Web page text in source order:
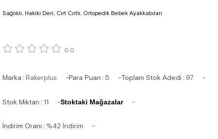
Sağlıklı, Hakiki Deri, Cırt Cırtlı, Ortopedik Bebek Ayakkabıları
0.0
Marka: Rakerplus Para Puan : 5 Toplam Stok Adedi : 97
Stok Miktarı : 11 Stoktaki Mağazalar
İndirim Oranı : %42 İndirim